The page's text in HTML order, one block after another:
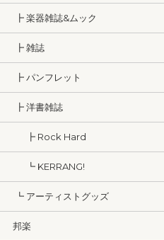
┣ 楽器雑誌&ムック
┣ 雑誌
┣ パンフレット
┣ 洋書雑誌
┣ Rock Hard
┗ KERRANG!
┗ アーティストグッズ
邦楽